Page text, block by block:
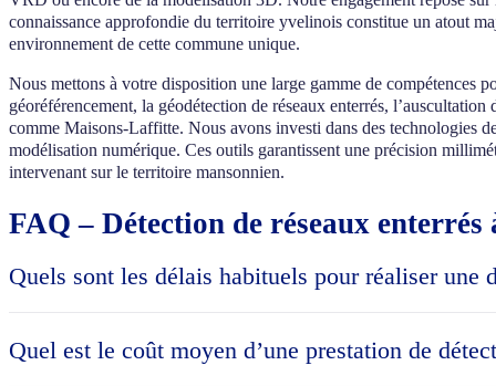
connaissance approfondie du territoire yvelinois constitue un atout
environnement de cette commune unique.
Nous mettons à votre disposition une large gamme de compétences
géoréférencement, la géodétection de réseaux enterrés,
comme Maisons-Laffitte. Nous avons investi dans des technologies
modélisation numérique. Ces outils garantissent une précision
intervenant sur le territoire mansonnien.
FAQ – Détection de réseaux
Quels sont les délais habituels pour réaliser
au moins une semaine. En cas d’urgence, certains prestataires
Quel est le coût moyen d’une prestation de